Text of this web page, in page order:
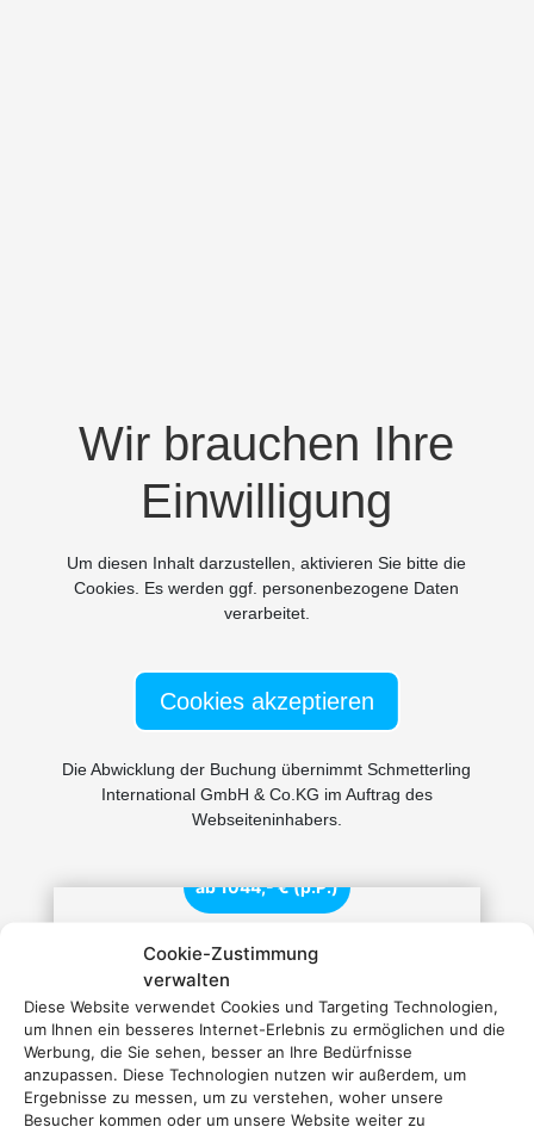
Cookie-Zustimmung
verwalten
Diese Website verwendet Cookies und Targeting Technologien,
um Ihnen ein besseres Internet-Erlebnis zu ermöglichen und die
Werbung, die Sie sehen, besser an Ihre Bedürfnisse
anzupassen. Diese Technologien nutzen wir außerdem, um
Ergebnisse zu messen, um zu verstehen, woher unsere
Besucher kommen oder um unsere Website weiter zu
Wir brauchen Ihre
Einwilligung
Um diesen Inhalt darzustellen, aktivieren Sie bitte die
Cookies. Es werden ggf. personenbezogene Daten
verarbeitet.
Cookies akzeptieren
Die Abwicklung der Buchung übernimmt Schmetterling
International GmbH & Co.KG im Auftrag des
Webseiteninhabers.
ab 1044,- € (p.P.)
Steigenberger Pure Lifestyle
Ägypten · Hurghada